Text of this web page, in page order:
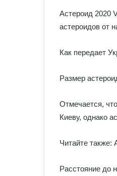
Астероид 2020
астероидов от
Как передает
Размер
Отмечается,
Киеву, однако
Читайте также:
Расстояние до